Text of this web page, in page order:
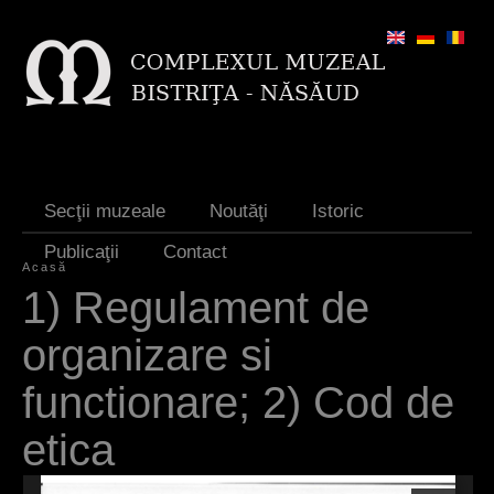
Secţii muzeale Noutăţi
Istoric
Publicaţii
Contact
E
t
a
i
Acasă
1) Regulament de
organizare si
functionare; 2) Cod de
etica